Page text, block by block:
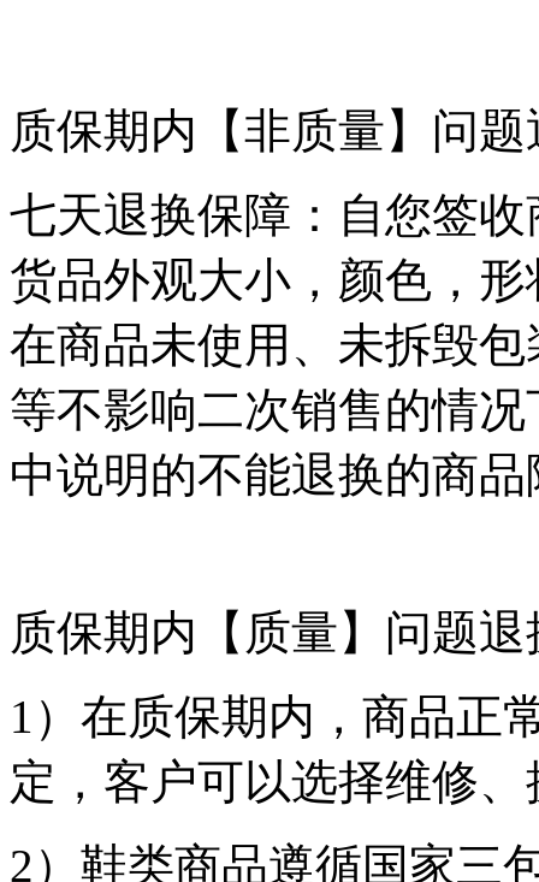
质保期内【非质量】问
七天退换保障：自您签
货品外观大小，颜色，
在商品未使用、未拆毁
等不影响二次销售的情
中说明的不能退换的商
质保期内【质量】问题
1）在质保期内，商品正
定，客户可以选择维修
2）鞋类商品遵循国家三